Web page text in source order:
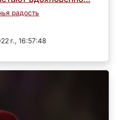
радость
г., 16:57:48